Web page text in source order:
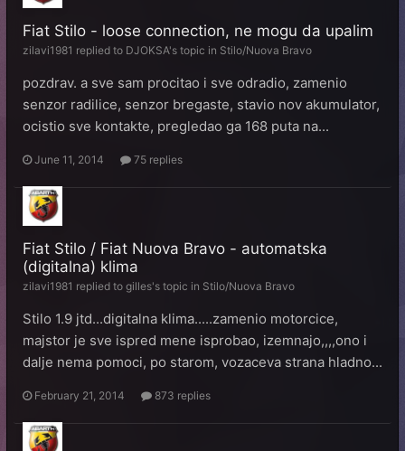
Fiat Stilo - loose connection, ne mogu da upalim
zilavi1981 replied to DJOKSA's topic in Stilo/Nuova Bravo
pozdrav. a sve sam procitao i sve odradio, zamenio
senzor radilice, senzor bregaste, stavio nov akumulator,
ocistio sve kontakte, pregledao ga 168 puta na...
June 11, 2014 75 replies
Fiat Stilo / Fiat Nuova Bravo - automatska
(digitalna) klima
zilavi1981 replied to gilles's topic in Stilo/Nuova Bravo
Stilo 1.9 jtd...digitalna klima.....zamenio motorcice,
majstor je sve ispred mene isprobao, izemnajo,,,,ono i
dalje nema pomoci, po starom, vozaceva strana hladno...
February 21, 2014 873 replies